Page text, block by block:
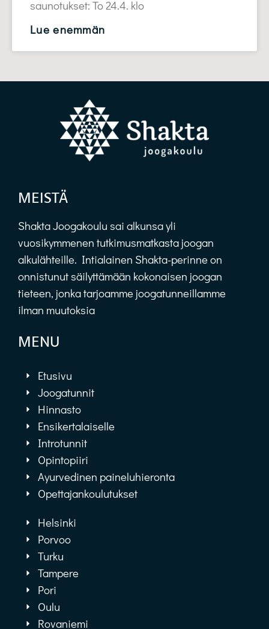
saunotukset: To 24.4. klo
Lue enemmän
MEISTÄ
Shakta Joogakoulu sai alkunsa yli
vuosikymmenen tutkimusmatkasta joogan
alkulähteille. Intialainen Shakta-perinne on
onnistunut säilyttämään kokonaisen joogan
tieteen, jonka tarjoamme joogatunneillamme
ilman muutoksia
MENU
Etusivu
Joogatunnit
Hinnasto
Ensikertalaiselle
Introtunnit
Opintopiiri
Ayurvedinen paineluhieronta
Opettajankoulutukset
Helsinki
Porvoo
Turku
Tampere
Pori
Oulu
Rovaniemi